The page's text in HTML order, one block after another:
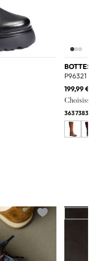
BOTTES
P96321
199,99 €
36373839
Add to wishlist